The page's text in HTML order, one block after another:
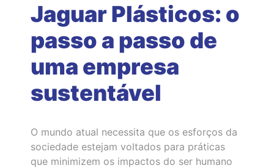
Jaguar Plásticos: o
passo a passo de
uma empresa
sustentável
O mundo atual necessita que os esforços da
sociedade estejam voltados para práticas
que minimizem os impactos do ser humano